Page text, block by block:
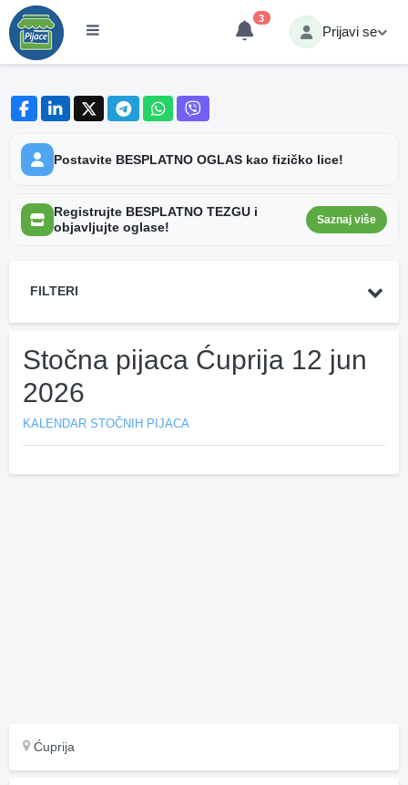
3
Prijavi se
Postavite BESPLATNO OGLAS kao fizičko lice!
Registrujte BESPLATNO TEZGU i
objavljujte oglase!
Saznaj više
FILTERI
Stočna pijaca Ćuprija 12 jun
2026
KALENDAR STOČNIH PIJACA
Ćuprija